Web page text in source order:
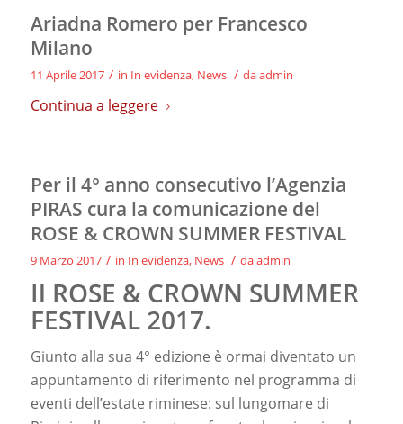
Ariadna Romero per Francesco
Milano
11 Aprile 2017 / in In evidenza, News / daadmin
Continua a leggere
Per il 4° anno consecutivo l’Agenzia
PIRAS cura la comunicazione del
ROSE & CROWN SUMMER FESTIVAL
9 Marzo 2017 / in In evidenza, News / daadmin
Il ROSE & CROWN SUMMER
FESTIVAL 2017.
Giunto alla sua 4° edizione è ormai diventato un
appuntamento di riferimento nel programma di
eventi dell’estate riminese: sul lungomare di